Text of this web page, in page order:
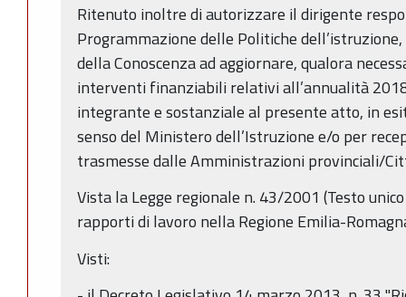
Ritenuto inoltre di autorizzare il dirigente
Programmazione delle Politiche
della Conoscenza ad aggiornare, qualora
interventi finanziabili relativi all’annualità
integrante e sostanziale al presente atto, in
senso del Ministero dell’Istruzione e/o per
trasmesse dalle Amministrazioni provinciali/
Vista la Legge regionale n. 43/2001 (Testo
rapporti di lavoro nella Regione Emilia-
Visti: